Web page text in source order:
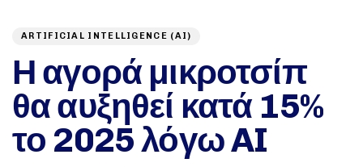
ARTIFICIAL INTELLIGENCE (AI)
Η αγορά μικροτσίπ
θα αυξηθεί κατά 15%
το 2025 λόγω AI